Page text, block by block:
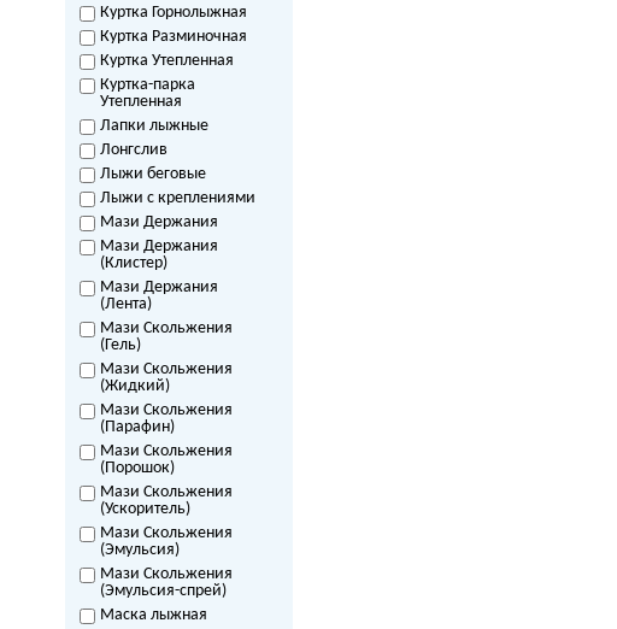
Куртка Горнолыжная
Куртка Разминочная
Куртка Утепленная
Куртка-парка
Утепленная
Лапки лыжные
Лонгслив
Лыжи беговые
Лыжи с креплениями
Мази Держания
Мази Держания
(Клистер)
Мази Держания
(Лента)
Мази Скольжения
(Гель)
Мази Скольжения
(Жидкий)
Мази Скольжения
(Парафин)
Мази Скольжения
(Порошок)
Мази Скольжения
(Ускоритель)
Мази Скольжения
(Эмульсия)
Мази Скольжения
(Эмульсия-спрей)
Маска лыжная